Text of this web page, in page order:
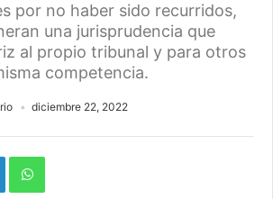
por no haber sido recurridos,
una jurisprudencia que
al propio tribunal y para otros
competencia.
diciembre 22, 2022